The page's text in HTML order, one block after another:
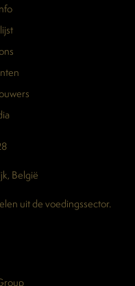
België
uit de voedingssector.